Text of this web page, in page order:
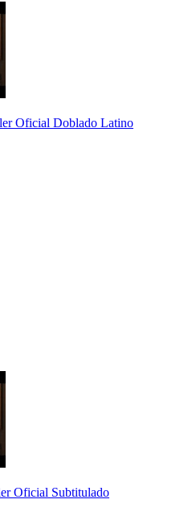
Oficial Doblado Latino
Oficial Subtitulado